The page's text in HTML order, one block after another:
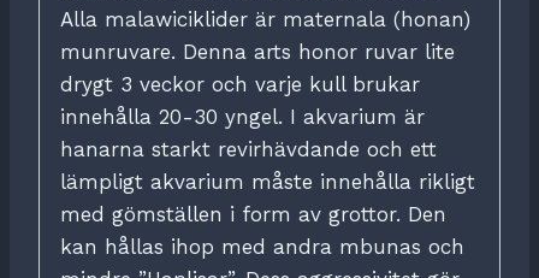
Alla malawiciklider är maternala (honan)
munruvare. Denna arts honor ruvar lite
drygt 3 veckor och varje kull brukar
innehålla 20-30 yngel. I akvarium är
hanarna starkt revirhävdande och ett
lämpligt akvarium måste innehålla rikligt
med gömställen i form av grottor. Den
kan hållas ihop med andra mbunas och